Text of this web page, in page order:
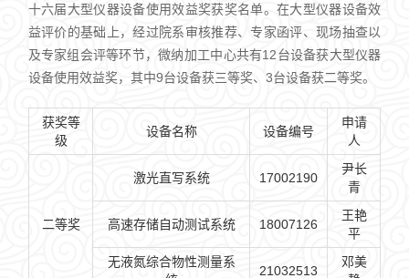
十六届大型仪器设备使用效益奖获奖名单。在大型仪器设备效
益评价的基础上，经过院系审核推荐、专家函评、现场抽查以
及专家组会评等环节，微纳加工中心共有12台设备获大型仪器
设备使用效益奖，其中9台设备获三等奖、3台设备获二等奖。
获奖等
级
设备名称 设备编号
申请
人
二等奖
激光直写系统 17002190
尹长
青
高速存储自动测试系统 18007126
王艳
平
无液氮综合物性测量系
21032513
邓美